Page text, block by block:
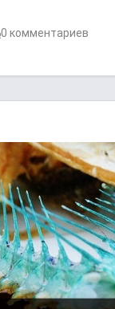
0 комментариев